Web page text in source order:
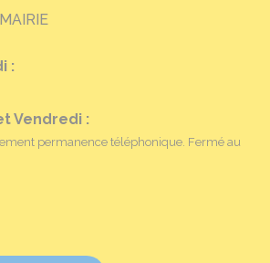
:
Vendredi :
permanence téléphonique. Fermé au